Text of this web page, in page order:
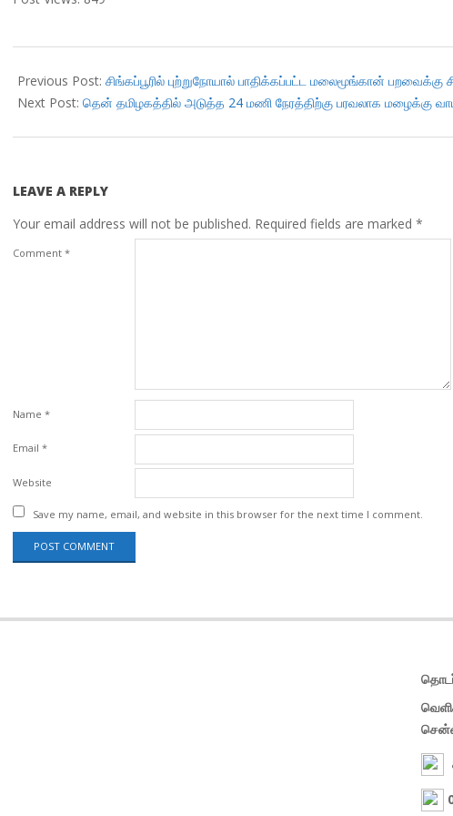
11-
06
Previous Post: சிங்கப்பூரில் புற்றுநோயால் பாதிக்கப்பட்ட மலைமூங்கான் பறவைக்கு
Next Post: தென் தமிழகத்தில் அடுத்த 24 மணி நேரத்திற்கு பரவலாக மழைக்கு
LEAVE A REPLY
Your email address will not be published. Required fields are marked *
Comment *
Name *
Email *
Website
Save my name, email, and website in this browser for the next time I comment.